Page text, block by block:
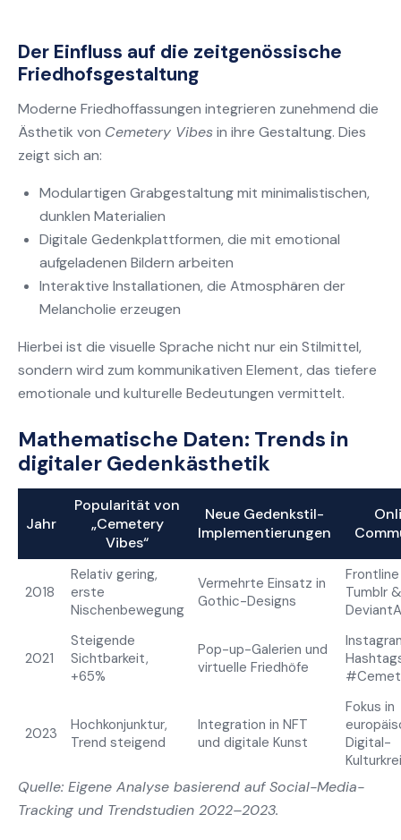
Der Einfluss auf die zeitgenössische
Friedhofsgestaltung
Moderne Friedhoffassungen integrieren zunehmend die
Ästhetik von Cemetery Vibesin ihre Gestaltung. Dies
zeigt sich an:
Modulartigen Grabgestaltung mit minimalistischen,
dunklen Materialien
Digitale Gedenkplattformen, die mit emotional
aufgeladenen Bildern arbeiten
Interaktive Installationen, die Atmosphären der
Melancholie erzeugen
Hierbei ist die visuelle Sprache nicht nur ein Stilmittel,
sondern wird zum kommunikativen Element, das tiefere
emotionale und kulturelle Bedeutungen vermittelt.
Mathematische Daten: Trends in
digitaler Gedenkästhetik
Jahr
Popularität von
„Cemetery
Vibes“
Neue Gedenkstil-
Implementierungen
2018
Relativ gering,
erste
Nischenbewegung
Vermehrte Einsatz in
Gothic-Designs
Tumblr &
2021
Steigende
Sichtbarkeit,
+65%
Pop-up-Galerien und
virtuelle Friedhöfe
2023
Hochkonjunktur,
Trend steigend
Integration in NFT
und digitale Kunst
Fokus in
Digital-
Quelle: Eigene Analyse basierend auf Social-Media-
Tracking und Trendstudien 2022–2023.